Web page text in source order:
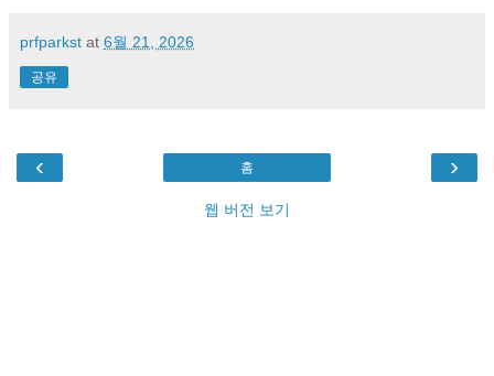
prfparkst at 6월 21, 2026
공유
‹ ›
홈
웹 버전 보기